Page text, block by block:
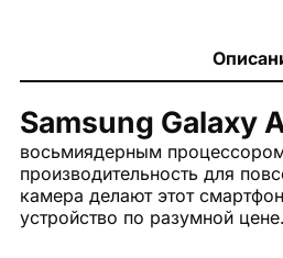
Samsung Galaxy
восьмиядерным
производительность для
камера делают этот
устройство по разумной цене.